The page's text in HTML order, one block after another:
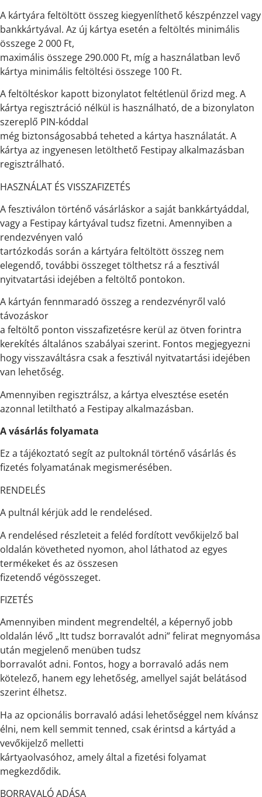
A kártyára feltöltött összeg kiegyenlíthető készpénzzel vagy
bankkártyával. Az új kártya esetén a feltöltés minimális
összege 2 000 Ft,
maximális összege 290.000 Ft, míg a használatban levő
kártya minimális feltöltési összege 100 Ft.
A feltöltéskor kapott bizonylatot feltétlenül őrizd meg. A
kártya regisztráció nélkül is használható, de a bizonylaton
szereplő PIN-kóddal
még biztonságosabbá teheted a kártya használatát. A
kártya az ingyenesen letölthető Festipay alkalmazásban
regisztrálható.
HASZNÁLAT ÉS VISSZAFIZETÉS
A fesztiválon történő vásárláskor a saját bankkártyáddal,
vagy a Festipay kártyával tudsz fizetni. Amennyiben a
rendezvényen való
tartózkodás során a kártyára feltöltött összeg nem
elegendő, további összeget tölthetsz rá a fesztivál
nyitvatartási idejében a feltöltő pontokon.
A kártyán fennmaradó összeg a rendezvényről való
távozáskor
a feltöltő ponton visszafizetésre kerül az ötven forintra
kerekítés általános szabályai szerint. Fontos megjegyezni
hogy visszaváltásra csak a fesztivál nyitvatartási idejében
van lehetőség.
Amennyiben regisztrálsz, a kártya elvesztése esetén
azonnal letiltható a Festipay alkalmazásban.
A vásárlás folyamata
Ez a tájékoztató segít az pultoknál történő vásárlás és
fizetés folyamatának megismerésében.
RENDELÉS
A pultnál kérjük add le rendelésed.
A rendelésed részleteit a feléd fordított vevőkijelző bal
oldalán követheted nyomon, ahol láthatod az egyes
termékeket és az összesen
fizetendő végösszeget.
FIZETÉS
Amennyiben mindent megrendeltél, a képernyő jobb
oldalán lévő „Itt tudsz borravalót adni” felirat megnyomása
után megjelenő menüben tudsz
borravalót adni. Fontos, hogy a borravaló adás nem
kötelező, hanem egy lehetőség, amellyel saját belátásod
szerint élhetsz.
Ha az opcionális borravaló adási lehetőséggel nem kívánsz
élni, nem kell semmit tenned, csak érintsd a kártyád a
vevőkijelző melletti
kártyaolvasóhoz, amely által a fizetési folyamat
megkezdődik.
BORRAVALÓ ADÁSA